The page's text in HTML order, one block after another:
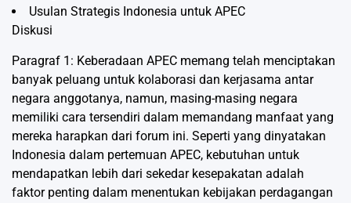
Usulan Strategis Indonesia untuk APEC
Diskusi
Paragraf 1: Keberadaan APEC memang telah menciptakan
banyak peluang untuk kolaborasi dan kerjasama antar
negara anggotanya, namun, masing-masing negara
memiliki cara tersendiri dalam memandang manfaat yang
mereka harapkan dari forum ini. Seperti yang dinyatakan
Indonesia dalam pertemuan APEC, kebutuhan untuk
mendapatkan lebih dari sekedar kesepakatan adalah
faktor penting dalam menentukan kebijakan perdagangan